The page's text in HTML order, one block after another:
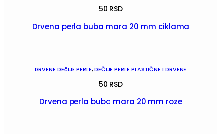
50 RSD
Drvena perla buba mara 20 mm ciklama
DRVENE DEčIJE PERLE,DEČIJE PERLE PLASTIČNE I DRVENE
50 RSD
Drvena perla buba mara 20 mm roze